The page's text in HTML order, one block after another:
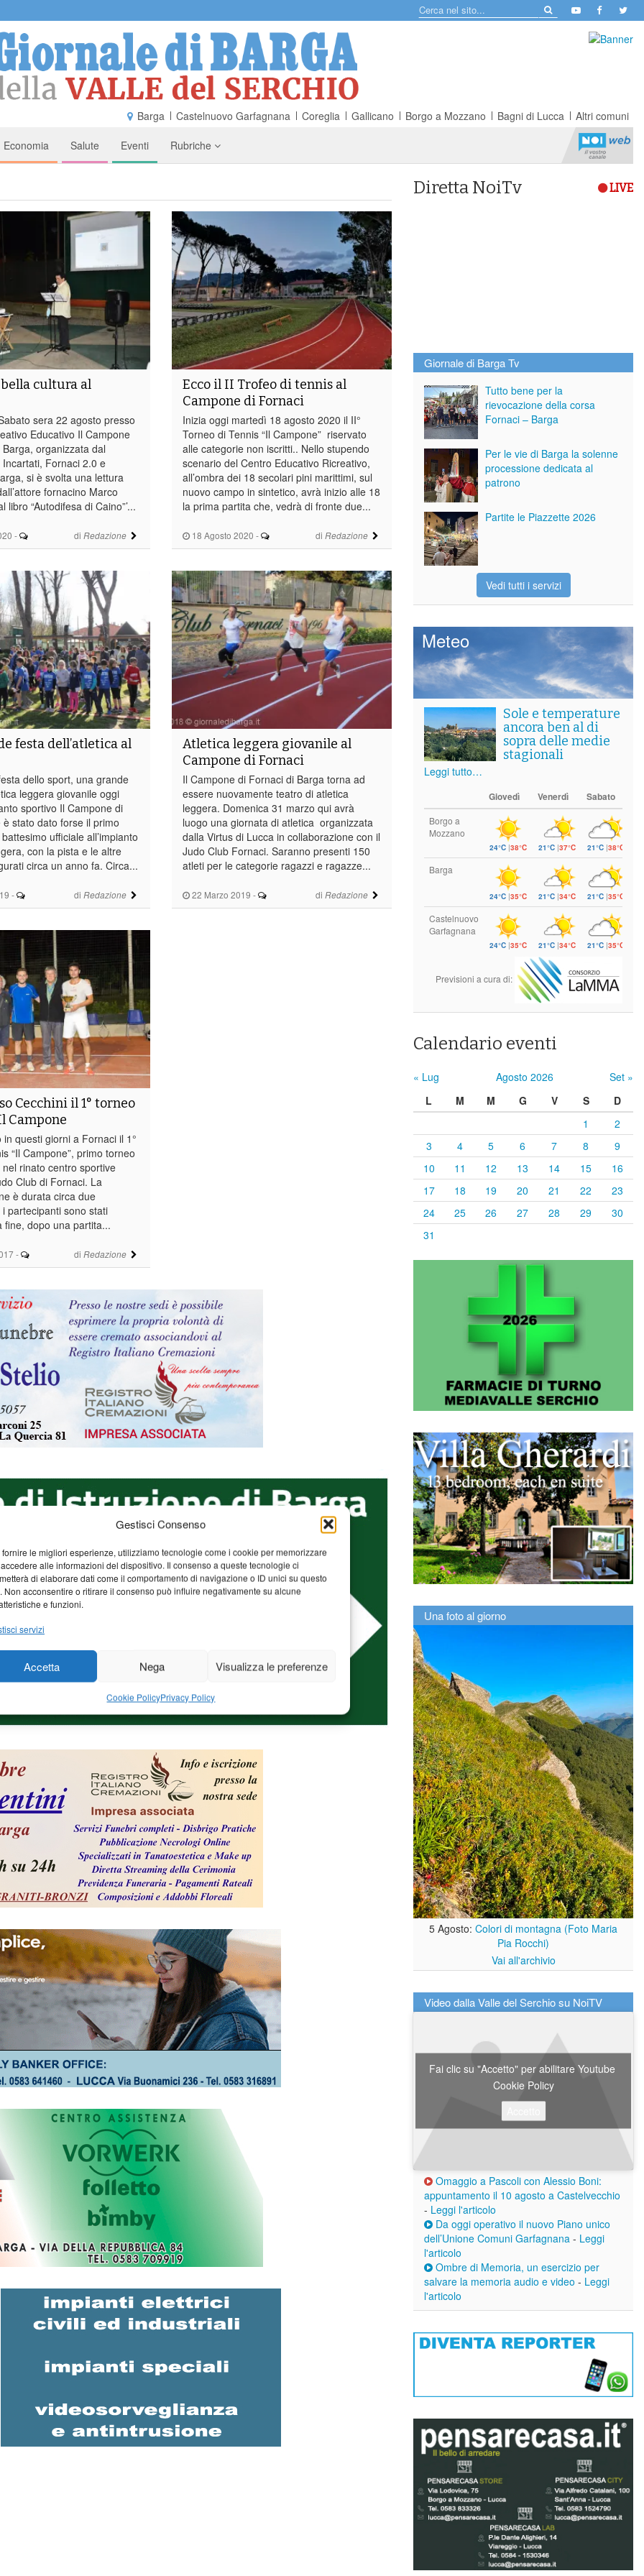
Gestisci Consenso
fornire le migliori esperienze, utilizziamo tecnologie come i cookie per memorizzare
alle informazioni del dispositivo. Il consenso a queste tecnologie ci
di elaborare dati come il comportamento di navigazione o ID unici su questo
Non acconsentire o ritirare il consenso può influire negativamente su alcune
e funzioni.
servizi
Accetta Nega Visualizza le preferenze
Cookie PolicyPrivacy Policy
Barga Castelnuovo Garfagnana Coreglia Gallicano Borgo a Mozzano Bagni di Lucca Altri comuni
Economia Salute Eventi Rubriche
- di Redazione
cultura al
sera 22 agosto presso
Educativo Il Campone
organizzata dal
Fornaci 2.0 e
si è svolta una lettura
fornacino Marco
libro “Autodifesa di Caino”’...
18 Agosto 2020 - di Redazione
Ecco il II Trofeo di tennis al
Campone di Fornaci
Inizia oggi martedì 18 agosto 2020 il II°
Torneo di Tennis “Il Campone” riservato
alle categorie non iscritti.. Nello stupendo
scenario del Centro Educativo Ricreativo,
all’ombra dei 18 secolari pini marittimi, sul
nuovo campo in sintetico, avrà inizio alle 18
la prima partita che, vedrà di fronte due...
- di Redazione
festa dell’atletica al
dello sport, una grande
leggera giovanile oggi
sportivo Il Campone di
stato dato forse il primo
ufficiale all’impianto
con la pista e le altre
circa un anno fa. Circa...
22 Marzo 2019 - di Redazione
Atletica leggera giovanile al
Campone di Fornaci
Il Campone di Fornaci di Barga torna ad
essere nuovamente teatro di atletica
leggera. Domenica 31 marzo qui avrà
luogo una giornata di atletica organizzata
dalla Virtus di Lucca in collaborazione con il
Judo Club Fornaci. Saranno presenti 150
atleti per le categorie ragazzi e ragazze...
- di Redazione
Cecchini il 1° torneo
Campone
in questi giorni a Fornaci il 1°
“Il Campone”, primo torneo
rinato centro sportive
Club di Fornaci. La
è durata circa due
partecipanti sono stati
fine, dopo una partita...
Diretta NoiTv LIVE
Giornale di Barga Tv
Tutto bene per la
rievocazione della corsa
Fornaci – Barga
Per le vie di Barga la solenne
processione dedicata al
patrono
Partite le Piazzette 2026
Vedi tutti i servizi
Meteo
Sole e temperature
ancora ben al di
sopra delle medie
stagionali
Leggi tutto…
Giovedì Venerdì Sabato
Borgo a
Mozzano
24°C |38°C 21°C |37°C 21°C |38°C
Barga
24°C |35°C 21°C |34°C 21°C |35°C
Castelnuovo
Garfagnana
24°C |35°C 21°C |34°C 21°C |35°C
Previsioni a cura di:
Calendario eventi
« Lug Agosto 2026
Set »
L
M M G V S
D
1
2
3
4 5 6 7 8
9
10
11 12 13 14 15
16
17
18 19 20 21 22
23
24
25 26 27 28 29
30
31
Una foto al giorno
5 Agosto: Colori di montagna (Foto Maria
Pia Rocchi)
Vai all'archivio
Video dalla Valle del Serchio su NoiTV
Fai clic su "Accetto" per abilitare Youtube
Cookie Policy
Omaggio a Pascoli con Alessio Boni:
appuntamento il 10 agosto a Castelvecchio
- Leggi l'articolo
Da oggi operativo il nuovo Piano unico
dell’Unione Comuni Garfagnana - Leggi
l'articolo
Ombre di Memoria, un esercizio per
salvare la memoria audio e video - Leggi
l'articolo